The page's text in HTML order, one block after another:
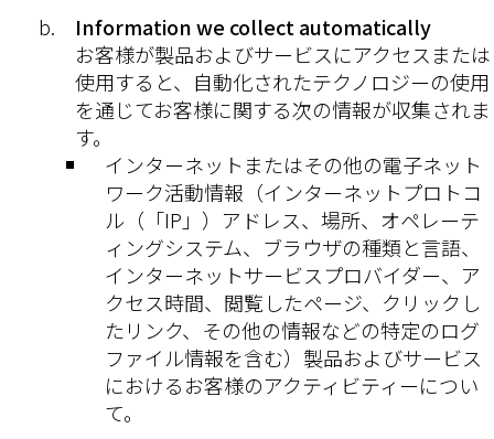
Information we collect automatically
お客様が製品およびサービスにアクセスまたは
使用すると、自動化されたテクノロジーの使用
を通じてお客様に関する次の情報が収集されま
す。
インターネットまたはその他の電子ネット
ワーク活動情報（インターネットプロトコ
ル（「IP」）アドレス、場所、オペレーテ
ィングシステム、ブラウザの種類と言語、
インターネットサービスプロバイダー、ア
クセス時間、閲覧したページ、クリックし
たリンク、その他の情報などの特定のログ
ファイル情報を含む）製品およびサービス
におけるお客様のアクティビティーについ
て。